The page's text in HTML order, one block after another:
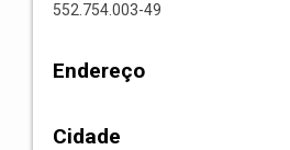
552.754.003-49
Endereço
Cidade